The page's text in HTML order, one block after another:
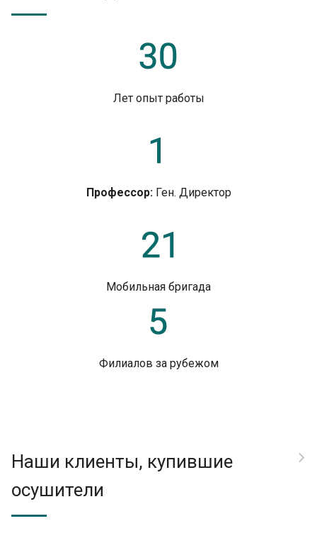
Лет опыт работы
Профессор:Ген. Директор
Мобильная бригада
Филиалов за рубежом
Наши клиенты, купившие
осушители